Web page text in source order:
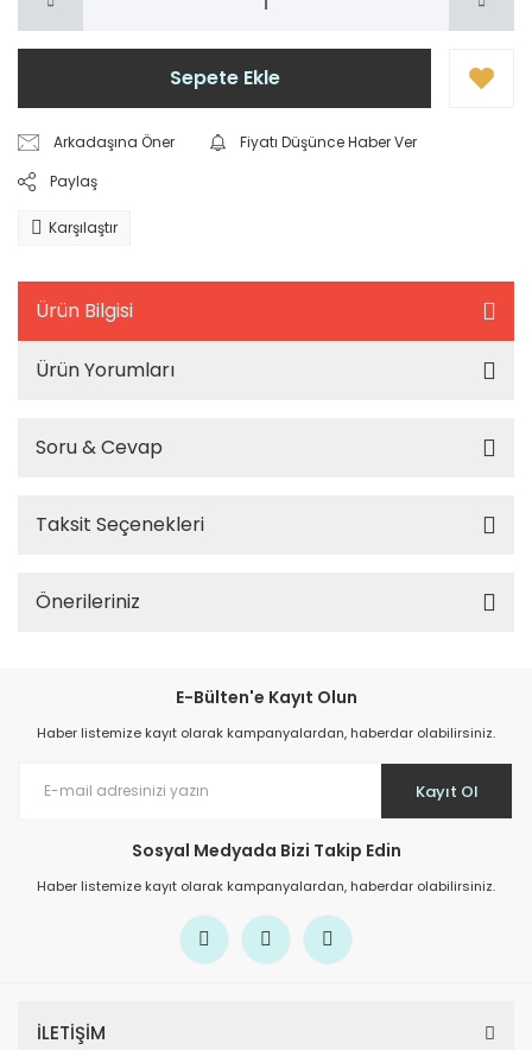
Sepete Ekle
Arkadaşına Öner
Fiyatı Düşünce Haber Ver
Paylaş
Karşılaştır
Ürün Bilgisi
Ürün Yorumları
Soru & Cevap
Taksit Seçenekleri
Önerileriniz
E-Bülten'e Kayıt Olun
Haber listemize kayıt olarak kampanyalardan, haberdar olabilirsiniz.
Kayıt Ol
Sosyal Medyada Bizi Takip Edin
Haber listemize kayıt olarak kampanyalardan, haberdar olabilirsiniz.
İLETİŞİM